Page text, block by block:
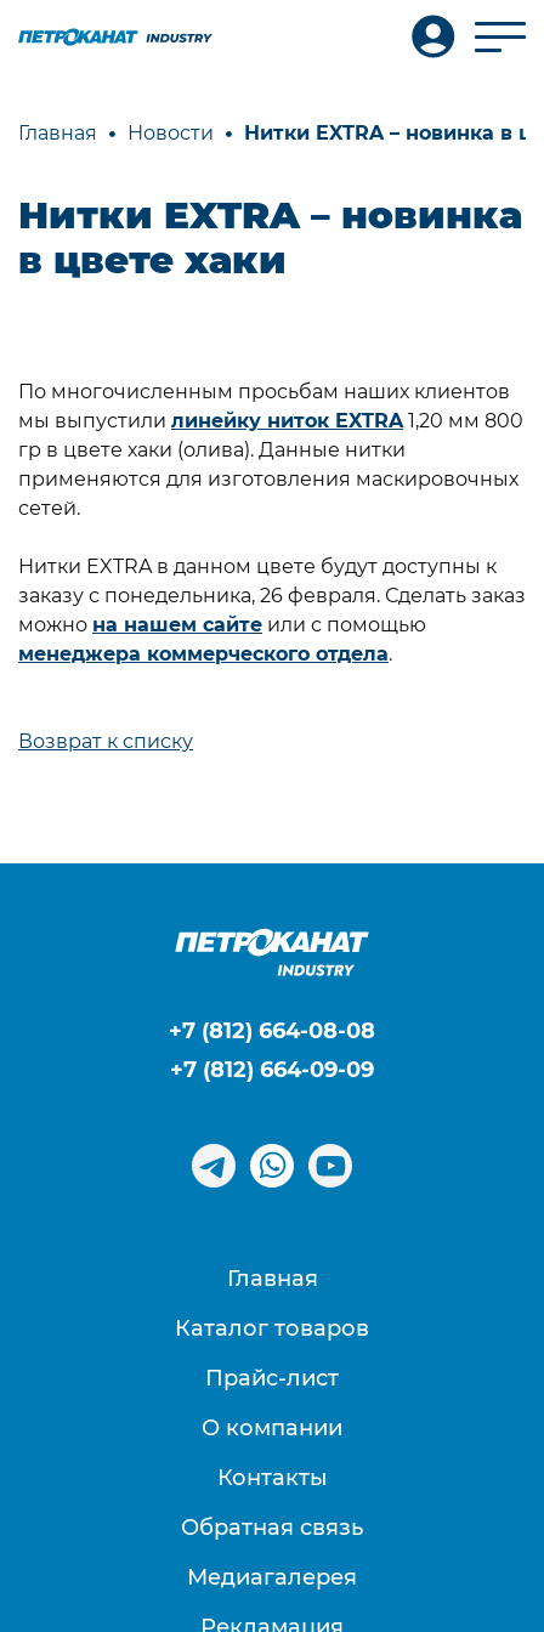
Главная Новости Нитки EXTRA – новинка в
Нитки EXTRA – новинка
в цвете хаки
По многочисленным просьбам наших клиентов
мы выпустили линейку ниток EXTRA1,20 мм 800
гр в цвете хаки (олива). Данные нитки
применяются для изготовления маскировочных
сетей.
Нитки EXTRA в данном цвете будут доступны к
заказу с понедельника, 26 февраля. Сделать заказ
можно на нашем сайте или с помощью
менеджера коммерческого отдела.
Возврат к списку
Главная
Каталог товаров
Прайс-лист
О компании
Контакты
Обратная связь
Медиагалерея
+7 (812) 664-08-08
+7 (812) 664-09-09